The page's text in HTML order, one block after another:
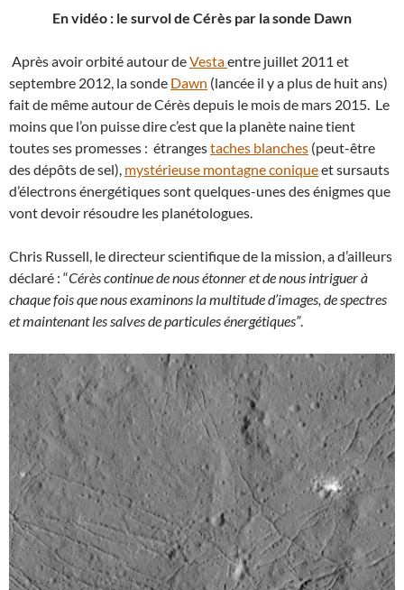
En vidéo : le survol de Cérès par la sonde Dawn
Après avoir orbité autour deVestaentre juillet 2011 et
septembre 2012, la sonde Dawn (lancée il y a plus de huit ans)
fait de même autour de Cérès depuis le mois de mars 2015. Le
moins que l’on puisse dire c’est que la planète naine tient
toutes ses promesses : étrangestaches blanches (peut-être
des dépôts de sel), mystérieuse montagne coniqueet sursauts
d’électrons énergétiques sont quelques-unes des énigmes que
vont devoir résoudre les planétologues.
Chris Russell, le directeur scientifique de la mission, a d’ailleurs
déclaré : “Cérès continue de nous étonner et de nous intriguer à
chaque fois que nous examinons la multitude d’images, de spectres
et maintenant les salves de particules énergétiques”.